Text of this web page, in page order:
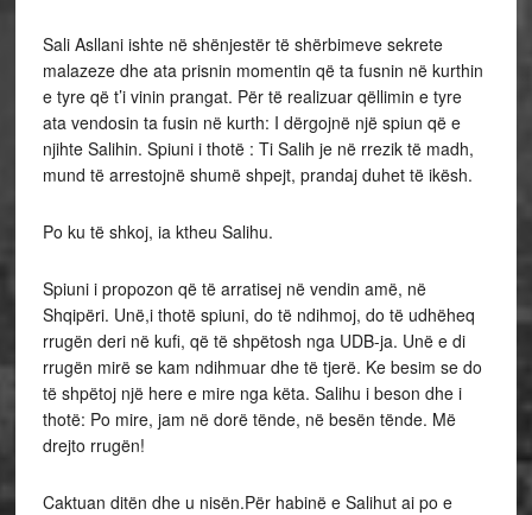
Sali Asllani ishte në shënjestër të shërbimeve sekrete
malazeze dhe ata prisnin momentin që ta fusnin në kurthin
e tyre që t’i vinin prangat. Për të realizuar qëllimin e tyre
ata vendosin ta fusin në kurth: I dërgojnë një spiun që e
njihte Salihin. Spiuni i thotë : Ti Salih je në rrezik të madh,
mund të arrestojnë shumë shpejt, prandaj duhet të ikësh.
Po ku të shkoj, ia ktheu Salihu.
Spiuni i propozon që të arratisej në vendin amë, në
Shqipëri. Unë,i thotë spiuni, do të ndihmoj, do të udhëheq
rrugën deri në kufi, që të shpëtosh nga UDB-ja. Unë e di
rrugën mirë se kam ndihmuar dhe të tjerë. Ke besim se do
të shpëtoj një here e mire nga këta. Salihu i beson dhe i
thotë: Po mire, jam në dorë tënde, në besën tënde. Më
drejto rrugën!
Caktuan ditën dhe u nisën.Për habinë e Salihut ai po e